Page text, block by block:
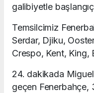
galibiyetle
Temsilcimiz
Serdar, Djiku,
Crespo, Kent, King,
24. dakikada
geçen